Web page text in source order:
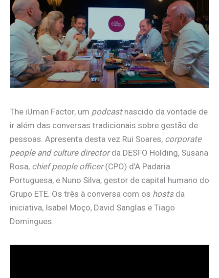
The iUman Factor, um podcastnascido da vontade de
ir além das conversas tradicionais sobre gestão de
pessoas. Apresenta desta vez Rui Soares, corporate
people and culture directorda DESFO Holding, Susana
Rosa, chief people officer(CPO) d’A Padaria
Portuguesa, e Nuno Silva, gestor de capital humano do
Grupo ETE. Os três à conversa com os hostsda
iniciativa, Isabel Moço, David Sanglas e Tiago
Domingues.